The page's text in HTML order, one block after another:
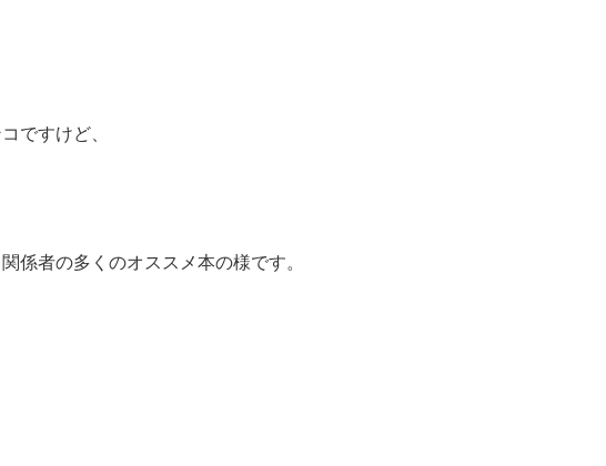
ですけど、
係者の多くのオススメ本の様です。